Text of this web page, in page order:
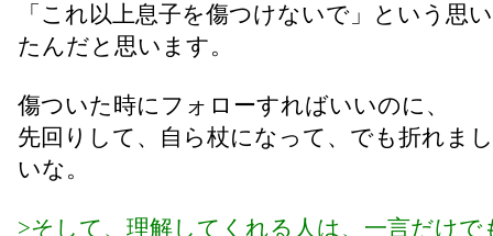
「これ以上息子を傷つけないで」という思
たんだと思います。
傷ついた時にフォローすればいいのに、
先回りして、自ら杖になって、でも折れま
いな。
>そして、理解してくれる人は、一言だけで